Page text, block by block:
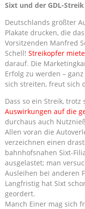
Sixt und der GDL-
Deutschlands größter
Plakate drucken, die
Vorsitzenden Manfred
Schell! Streikopfer
darauf. Die
Erfolg zu werden –
sich streiten, freut sich
Dass so ein Streik, trotz
Auswirkungen auf die
durchaus auch
Allen voran die
verzeichnen einen
bahnhofsnahen Sixt-
ausgelastet; man
Ausleihen bei anderen
Langfristig hat Sixt
geordert.
Manch Einer mag sich